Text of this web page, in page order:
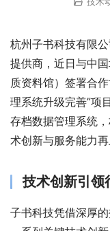
杭州子书科技有限
提供商，近日与中
质资料馆）签署合
理系统升级完善”项
存档数据管理系统
术创新与服务能力再
技术创新引领
子书科技凭借深厚